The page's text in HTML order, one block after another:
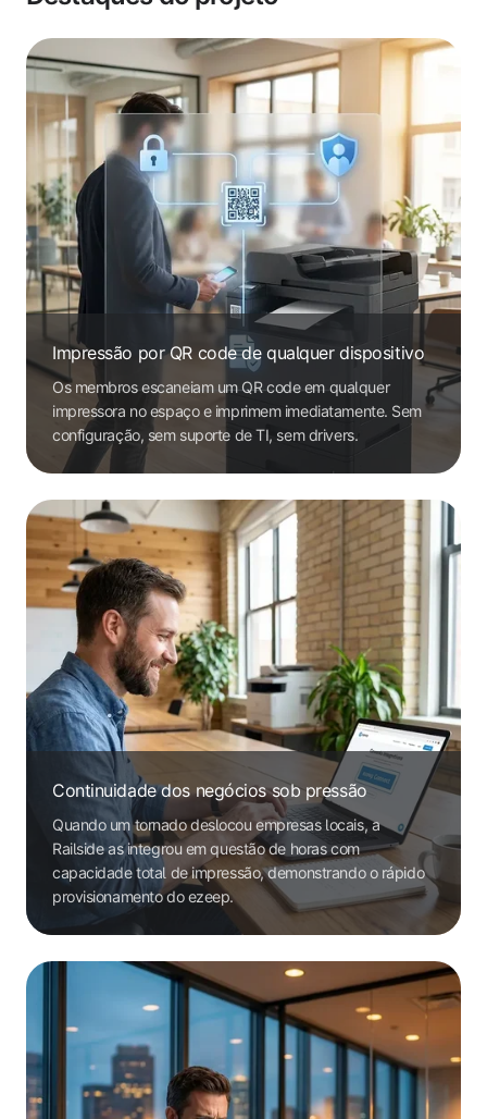
Impressão por QR code de qualquer dispositivo
Os membros escaneiam um QR code em qualquer
impressora no espaço e imprimem imediatamente. Sem
configuração, sem suporte de TI, sem drivers.
Continuidade dos negócios sob pressão
Quando um tornado deslocou empresas locais, a
Railside as integrou em questão de horas com
capacidade total de impressão, demonstrando o rápido
provisionamento do ezeep.